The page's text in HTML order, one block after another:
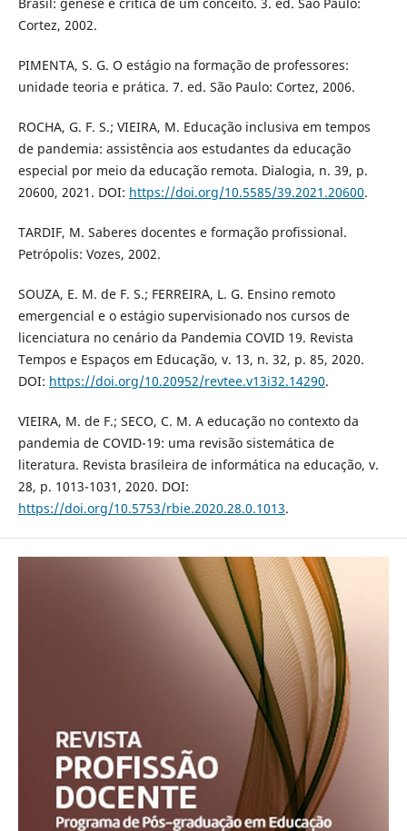
Cortez, 2002.
PIMENTA, S. G. O estágio na formação de professores:
unidade teoria e prática. 7. ed. São Paulo: Cortez, 2006.
ROCHA, G. F. S.; VIEIRA, M. Educação inclusiva em tempos
de pandemia: assistência aos estudantes da educação
especial por meio da educação remota. Dialogia, n. 39, p.
20600, 2021. DOI: https://doi.org/10.5585/39.2021.20600.
TARDIF, M. Saberes docentes e formação profissional.
Petrópolis: Vozes, 2002.
SOUZA, E. M. de F. S.; FERREIRA, L. G. Ensino remoto
emergencial e o estágio supervisionado nos cursos de
licenciatura no cenário da Pandemia COVID 19. Revista
Tempos e Espaços em Educação, v. 13, n. 32, p. 85, 2020.
DOI: https://doi.org/10.20952/revtee.v13i32.14290.
VIEIRA, M. de F.; SECO, C. M. A educação no contexto da
pandemia de COVID-19: uma revisão sistemática de
literatura. Revista brasileira de informática na educação, v.
28, p. 1013-1031, 2020. DOI:
https://doi.org/10.5753/rbie.2020.28.0.1013.